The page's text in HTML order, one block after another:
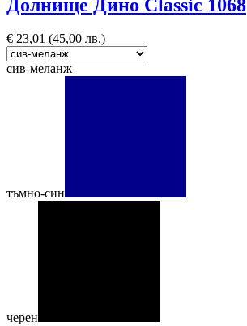
Долнище Дино Classic 1068
€ 23,01 (45,00 лв.)
сив-меланж
тъмно-син
черен